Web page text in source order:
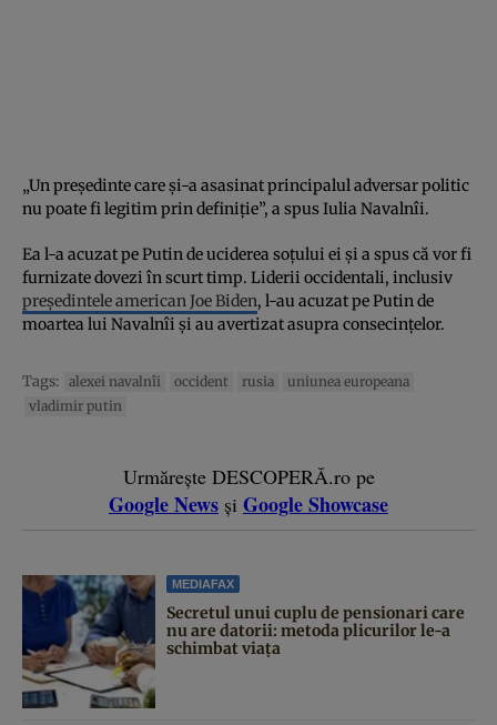
„Un președinte care și-a asasinat principalul adversar politic
nu poate fi legitim prin definiție”, a spus Iulia Navalnîi.
Ea l-a acuzat pe Putin de uciderea soțului ei și a spus că vor fi
furnizate dovezi în scurt timp. Liderii occidentali, inclusiv
președintele american Joe Biden, l-au acuzat pe Putin de
moartea lui Navalnîi și au avertizat asupra consecințelor.
Tags: alexei navalnîi occident rusia
uniunea europeana
vladimir putin
Urmărește DESCOPERĂ.ro pe
Google News și Google Showcase
MEDIAFAX
Secretul unui cuplu de pensionari care
nu are datorii: metoda plicurilor le-a
schimbat viața